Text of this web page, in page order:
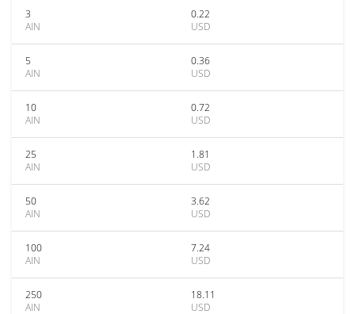
3
AIN
0.22
USD
5
AIN
0.36
USD
10
AIN
0.72
USD
25
AIN
1.81
USD
50
AIN
3.62
USD
100
AIN
7.24
USD
250
AIN
18.11
USD